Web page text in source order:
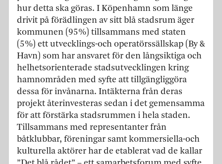
hur detta ska göras. I Köpenhamn som länge
drivit på förädlingen av sitt blå stadsrum äger
kommunen (95%) tillsammans med staten
(5%) ett utvecklings-och operatörssällskap (By &
Havn) som har ansvaret för den långsiktiga och
helhetsorienterade stadsutvecklingen kring
hamnområden med syfte att tillgängliggöra
dessa för invånarna. Intäkterna från deras
projekt återinvesteras sedan i det gemensamma
för att förstärka stadsrummen i hela staden.
Tillsammans med representanter från
båtklubbar, föreningar samt kommersiella-och
kulturella aktörer har de etablerat vad de kallar